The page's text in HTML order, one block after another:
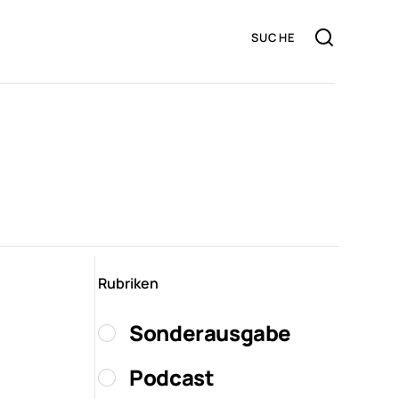
Rubriken
Sonderausgabe
Podcast